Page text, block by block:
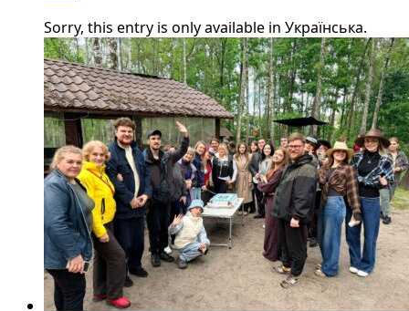
Sorry, this entry is only available in Українська.